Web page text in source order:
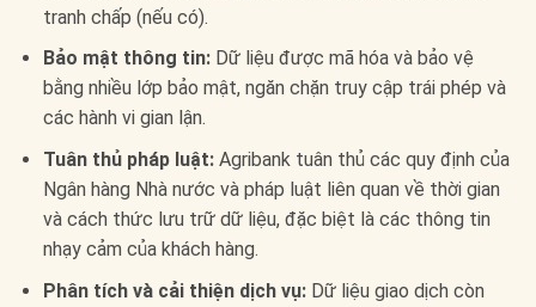
tranh chấp (nếu có).
Bảo mật thông tin:Dữ liệu được mã hóa và bảo vệ
bằng nhiều lớp bảo mật, ngăn chặn truy cập trái phép và
các hành vi gian lận.
Tuân thủ pháp luật:Agribank tuân thủ các quy định của
Ngân hàng Nhà nước và pháp luật liên quan về thời gian
và cách thức lưu trữ dữ liệu, đặc biệt là các thông tin
nhạy cảm của khách hàng.
Phân tích và cải thiện dịch vụ:Dữ liệu giao dịch còn